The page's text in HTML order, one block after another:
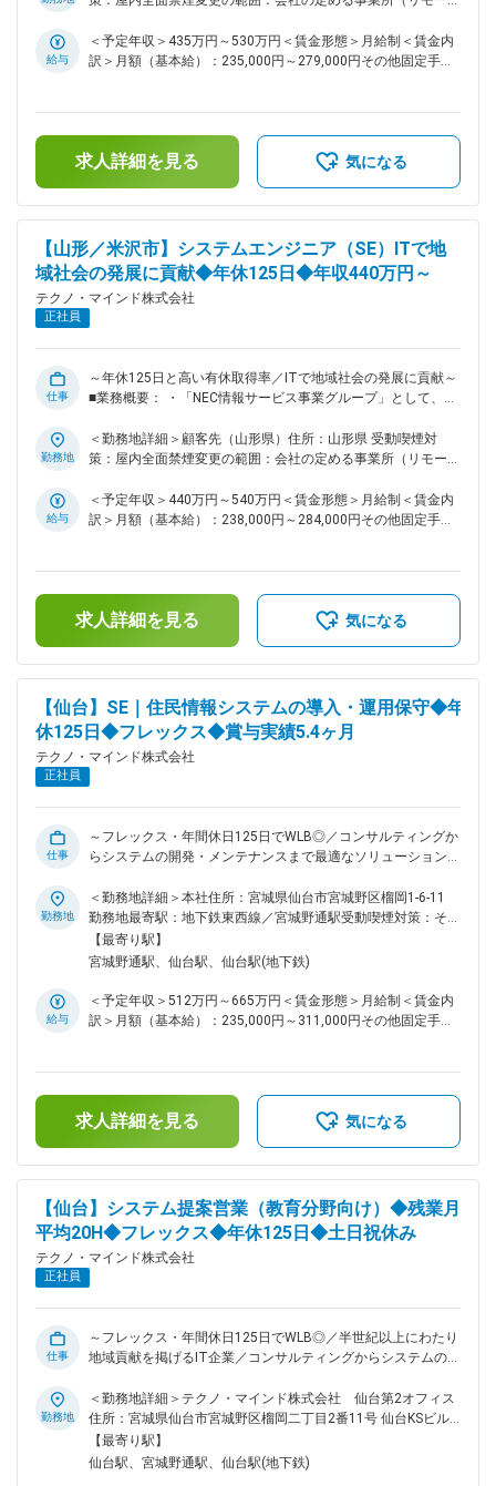
をお任せします。 ■業務詳細： ・お客様との要件定義打合せ
を行い、システムの導入・保守・運用を行います。 ・システ
形県米沢市 └最寄り駅：JR米沢駅 徒歩7分 └所属：山形支社
（山形県山形市本町1丁目4－27 セントラル山形ビル2階） └
最寄り駅：JR山形駅 徒歩14分 ■教育制度： ・OJT研修を通
厚いサポートがありますので、心配なく仕事に取り組める体制
が整っています。 ※業務知識がなくても安心（OJTにより育成
します） ※資格取得報奨金として30万円支給されるなど、成長
できる環境が整っています。 ■当社について： 当社は東北を
中心に、官公・自治体や民間企業向けに情報システムの企画・
インフラを提供しています。顧客との距離が近く、現場の声を
聞きながら改善提案を続けてきたことで、「地域の業務を理解
が、同業他社と比較した際の大きな強みです。 変更の範囲：
会社の定める業務
給与
＜予定年収＞435万円～530万円＜賃金形態＞月給制＜賃金内
訳＞月額（基本給）：235,000円～279,000円その他固定手当/
宅手当12,000円を含む■その他固定手当：住宅手当（全員支
給）■昇給：年1回（4月）■賞与：年3回（夏期、冬期、年末）
※2023年実績5.6か月、2024年実績5.3か月、2025年実績5.4か
可能性があります。月給(月額)は固定手当を含めた表記です。
求人詳細を見る 気になる
【山形／米沢市】システムエンジニア（SE）ITで地
域社会の発展に貢献◆年休125日◆年収440万円～
テクノ・マインド株式会社
正社員
仕事
～年休125日と高い有休取得率／ITで地域社会の発展に貢献～
■業務概要： ・「NEC情報サービス事業グループ」として、魅
代の情報サービスを創造し、地域社会の発展に向けて一緒に貢
献していきましょう。 ■業務内容： ・システム保守・運用／
をお任せします。 ■業務詳細： ・お客様との要件定義打合せ
を行い、システムの導入・保守・運用を行います。 ・システ
形県米沢市 └最寄り駅：JR米沢駅 徒歩7分 └所属：山形支社
（山形県山形市本町1丁目4－27 セントラル山形ビル2階） └
最寄り駅：JR山形駅 徒歩14分 ■教育制度： ・OJT研修を通
厚いサポートがありますので、心配なく仕事に取り組める体制
が整っています。 ※業務知識がなくても安心（OJTにより育成
します） ※資格取得報奨金として30万円支給されるなど、成長
できる環境が整っています。 ■当社について： 当社は東北を
中心に、官公・自治体や民間企業向けに情報システムの企画・
インフラを提供しています。顧客との距離が近く、現場の声を
聞きながら改善提案を続けてきたことで、「地域の業務を理解
が、同業他社と比較した際の大きな強みです。 変更の範囲：
会社の定める業務
勤務地
＜勤務地詳細＞顧客先（山形県）住所：山形県 受動喫煙対
策：屋内全面禁煙変更の範囲：会社の定める事業所（リモート
給与
＜予定年収＞440万円～540万円＜賃金形態＞月給制＜賃金内
訳＞月額（基本給）：238,000円～284,000円その他固定手当/
宅手当12,000円を含む■その他固定手当：住宅手当（全員支
給）■昇給：年1回（4月）■賞与：年3回（夏期、冬期、年末）
※2023年実績5.6か月、2024年実績5.3か月、2025年実績5.4か
可能性があります。月給(月額)は固定手当を含めた表記です。
求人詳細を見る 気になる
【仙台】SE｜住民情報システムの導入・運用保守◆年
休125日◆フレックス◆賞与実績5.4ヶ月
テクノ・マインド株式会社
正社員
仕事
～フレックス・年間休日125日でWLB◎／コンサルティングか
らシステムの開発・メンテナンスまで最適なソリューションを
入・運用保守業務をお任せします。 ■業務詳細： 主として、
住民情報システム（パッケージシステム）の運用・保守を業務
チームの一員として担当いただきます。 （1）問合せ対応 電
話やメールによる自治体職員からの操作方法や運用に関する問
法改正・制度改正、パッケージ機能改善に伴う対応 ・自治体
職員へのシステム改修内容及び操作説明 ・必要な設定変更や
等） ・用紙校正・発注 また、新規ユーザー向けシステム導入
業務についても業務チームの一員として担当いただきます。
（1）要件定義・業務分析 パッケージシステムの機能説明（デ
モンストレーション含む）、業務フローや運用の確認と課題整
スタ設定 （3）データ移行作業 移行ツールの設計・製造作
業、移行ツールの実行、移行後の検証作業 （4）アドオン・外
部ツールの開発 パッケージへのアドオン機能、外部ツールの
設計・製造 （5）各種テスト 単体・結合・総合テスト、関係
箇所との連携テストの実施 （6）操作説明・職員向け研修 シ
システム部 ■育成体制： 業務ノウハウについては、配属チー
ム内で先輩社員によるOJT指導 その他、全社教育によるスキ
■当社について： ◇当社は東北を中心に、官公・自治体や民間
企業向けに情報システムの企画・構築・運用を一貫して手掛け
てきた技術者集団です。 ◇とりわけ福島をはじめとした地域自
治体との取引実績が厚く、住民情報、税務、福祉、防災など、
地域生活を支える幅広い領域でITインフラを提供しています。
勤務地
＜勤務地詳細＞本社住所：宮城県仙台市宮城野区榴岡1-6-11
勤務地最寄駅：地下鉄東西線／宮城野通駅受動喫煙対策：その
他（屋内喫煙室整備（電子のみ））変更の範囲：会社の定める
事業所（リモートワーク含む）
【最寄り駅】
宮城野通駅、仙台駅、仙台駅(地下鉄)
給与
＜予定年収＞512万円～665万円＜賃金形態＞月給制＜賃金内
訳＞月額（基本給）：235,000円～311,000円その他固定手当/
その他固定手当：住宅手当（全社員支給）■昇給：年1回（4
月）■賞与：年3回（夏期、冬期、年末）※2023年実績5.6か
月、2024年実績5.3か月、2025年実績5.4か月賃金はあくまで
す。月給(月額)は固定手当を含めた表記です。
求人詳細を見る 気になる
【仙台】システム提案営業（教育分野向け）◆残業月
平均20H◆フレックス◆年休125日◆土日祝休み
テクノ・マインド株式会社
正社員
仕事
～フレックス・年間休日125日でWLB◎／半世紀以上にわたり
地域貢献を掲げるIT企業／コンサルティングからシステムの開
や家族手当など福利厚生も充実～ ■おすすめポイント： ◎官
公・自治体向け中心の提案営業で、長期的な信頼関係を築いて
いくことができる ◎年間休日125日、残業月平均20時間、フレ
ックスタイム制や充実の休暇制度により、ワークライフバラン
勤務地
＜勤務地詳細＞テクノ・マインド株式会社 仙台第2オフィス
住所：宮城県仙台市宮城野区榴岡二丁目2番11号 仙台KSビル
勤務地最寄駅：各線／仙台駅受動喫煙対策：その他（敷地内禁
煙（屋外喫煙可能場所あり））変更の範囲：会社の定める事業
【最寄り駅】
仙台駅、宮城野通駅、仙台駅(地下鉄)